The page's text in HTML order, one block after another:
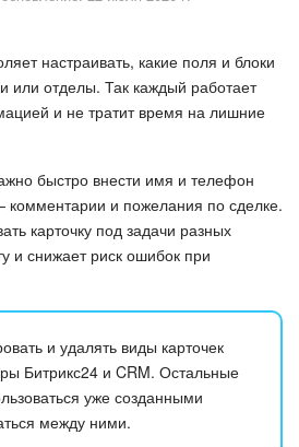
Битрикс24
настраивать, какие поля и блоки
или отделы. Так каждый работает
и не тратит время на лишние
быстро внести имя и телефон
и пожелания по сделке.
карточку под задачи разных
и снижает риск ошибок при
и удалять виды карточек
Битрикс24 и CRM. Остальные
уже созданными
между ними.